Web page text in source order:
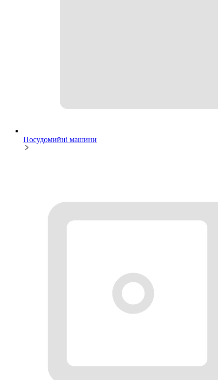
Посудомийні машини